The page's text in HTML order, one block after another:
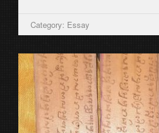
Category: Essay